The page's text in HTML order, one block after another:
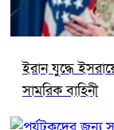
ইরান যুদ্ধে
সামরিক বাহিনী